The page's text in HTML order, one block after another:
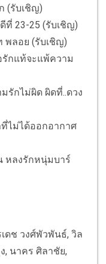
(รับเชิญ)
ที่ 23-25 (รับเชิญ)
พลอย (รับเชิญ)
รักแท้จะแพ้ความ
มรักไม่ผิด ผิดที่..ดวง
ที่ไม่ได้ออกอากาศ
หลงรักหนุ่มบาร์
ดช วงศ์พัวพันธ์, วิล
นาคร ศิลาชัย,